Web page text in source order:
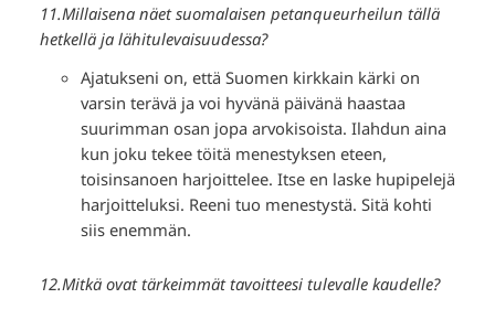
11.Millaisena näet suomalaisen petanqueurheilun tällä
hetkellä ja lähitulevaisuudessa?
Ajatukseni on, että Suomen kirkkain kärki on
varsin terävä ja voi hyvänä päivänä haastaa
suurimman osan jopa arvokisoista. Ilahdun aina
kun joku tekee töitä menestyksen eteen,
toisinsanoen harjoittelee. Itse en laske hupipelejä
harjoitteluksi. Reeni tuo menestystä. Sitä kohti
siis enemmän.
12.Mitkä ovat tärkeimmät tavoitteesi tulevalle kaudelle?